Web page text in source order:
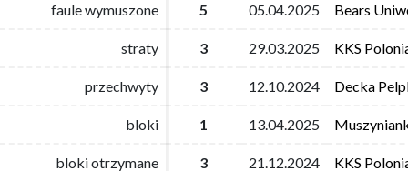
faule wymuszone 5 05.04.2025 Bears
straty 3 29.03.2025 KKS
przechwyty 3 12.10.2024 Decka
bloki 1 13.04.2025
bloki otrzymane 3 21.12.2024 KKS
faule wymuszone 5 05.04.2025 Bears
straty 3 29.03.2025 KKS
przechwyty 3 12.10.2024 Decka
bloki 1 13.04.2025
bloki otrzymane 3 21.12.2024 KKS